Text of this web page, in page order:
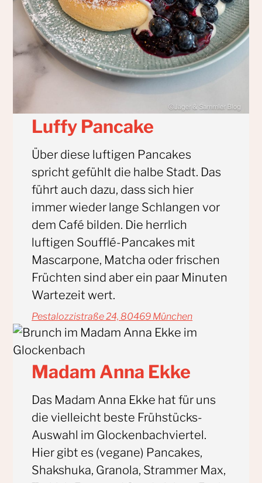
Luffy Pancake
Über diese luftigen Pancakes
spricht gefühlt die halbe Stadt. Das
führt auch dazu, dass sich hier
immer wieder lange Schlangen vor
dem Café bilden. Die herrlich
luftigen Soufflé-Pancakes mit
Mascarpone, Matcha oder frischen
Früchten sind aber ein paar Minuten
Wartezeit wert.
Pestalozzistraße 24, 80469 München
Madam Anna Ekke
Das Madam Anna Ekke hat für uns
die vielleicht beste Frühstücks-
Auswahl im Glockenbachviertel.
Hier gibt es (vegane) Pancakes,
Shakshuka, Granola, Strammer Max,